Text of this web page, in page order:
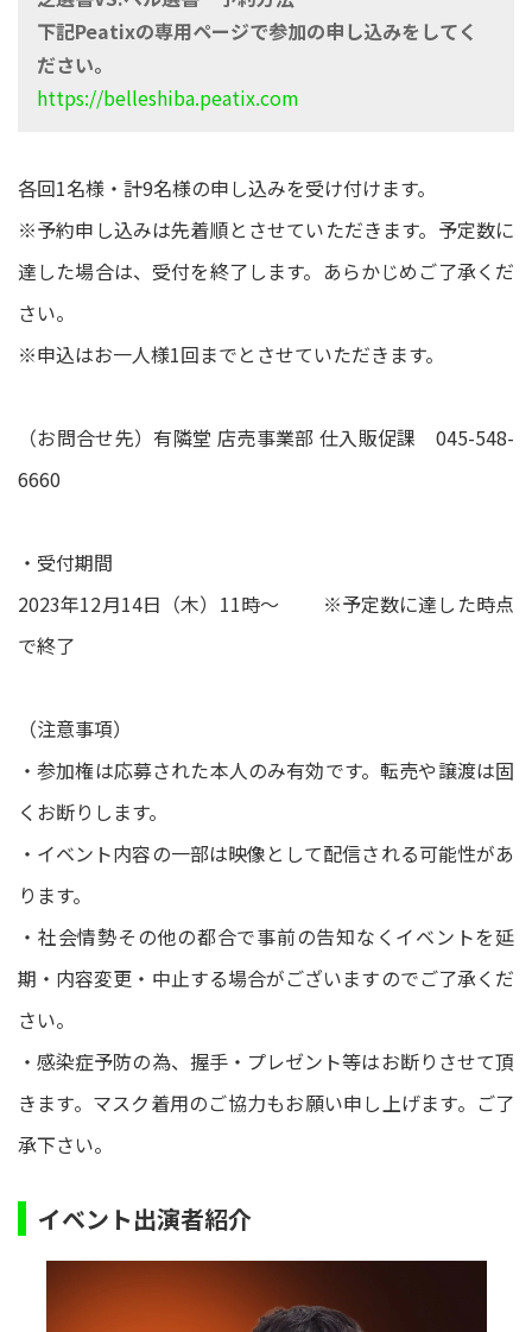
下記Peatixの専用ページで参加の申し込みをしてく
ださい。
https://belleshiba.peatix.com
各回1名様・計9名様の申し込みを受け付けます。
※予約申し込みは先着順とさせていただきます。予定数に
達した場合は、受付を終了します。あらかじめご了承くだ
さい。
※申込はお一人様1回までとさせていただきます。
（お問合せ先）有隣堂 店売事業部 仕入販促課 045-548-
6660
・受付期間
2023年12月14日（木）11時～ ※予定数に達した時点
で終了
（注意事項）
・参加権は応募された本人のみ有効です。転売や譲渡は固
くお断りします。
・イベント内容の一部は映像として配信される可能性があ
ります。
・社会情勢その他の都合で事前の告知なくイベントを延
期・内容変更・中止する場合がございますのでご了承くだ
さい。
・感染症予防の為、握手・プレゼント等はお断りさせて頂
きます。マスク着用のご協力もお願い申し上げます。ご了
承下さい。
イベント出演者紹介